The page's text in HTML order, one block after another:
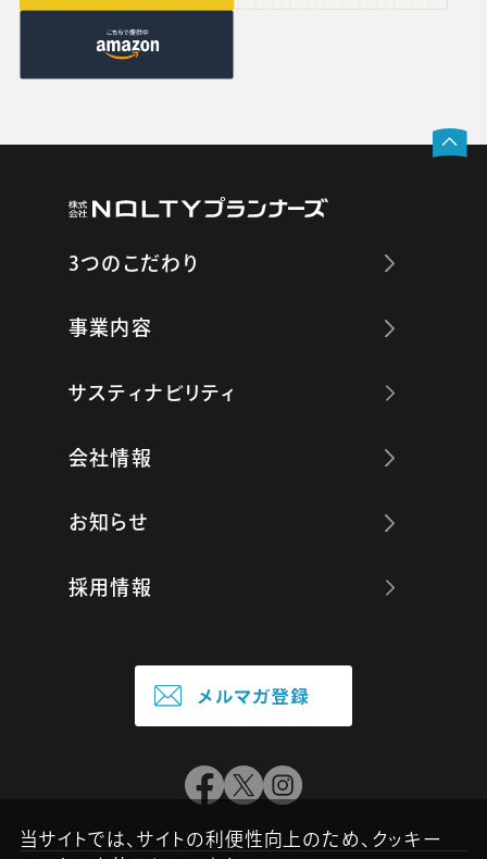
3つのこだわり
事業内容
サスティナビリティ
会社情報
お知らせ
採用情報
当サイトでは、サイトの利便性向上のため、クッキー